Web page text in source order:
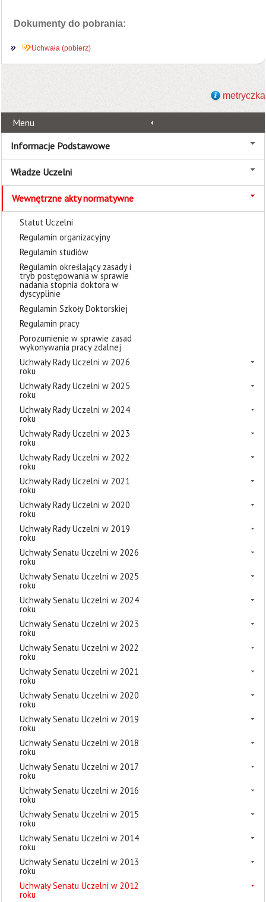
Dokumenty do pobrania:
Uchwała (pobierz)
metryczka
Menu
Informacje Podstawowe
Władze Uczelni
Wewnętrzne akty normatywne
Statut Uczelni
Regulamin organizacyjny
Regulamin studiów
Regulamin określający zasady i
tryb postępowania w sprawie
nadania stopnia doktora w
dyscyplinie
Regulamin Szkoły Doktorskiej
Regulamin pracy
Porozumienie w sprawie zasad
wykonywania pracy zdalnej
Uchwały Rady Uczelni w 2026
roku
Uchwały Rady Uczelni w 2025
roku
Uchwały Rady Uczelni w 2024
roku
Uchwały Rady Uczelni w 2023
roku
Uchwały Rady Uczelni w 2022
roku
Uchwały Rady Uczelni w 2021
roku
Uchwały Rady Uczelni w 2020
roku
Uchwały Rady Uczelni w 2019
roku
Uchwały Senatu Uczelni w 2026
roku
Uchwały Senatu Uczelni w 2025
roku
Uchwały Senatu Uczelni w 2024
roku
Uchwały Senatu Uczelni w 2023
roku
Uchwały Senatu Uczelni w 2022
roku
Uchwały Senatu Uczelni w 2021
roku
Uchwały Senatu Uczelni w 2020
roku
Uchwały Senatu Uczelni w 2019
roku
Uchwały Senatu Uczelni w 2018
roku
Uchwały Senatu Uczelni w 2017
roku
Uchwały Senatu Uczelni w 2016
roku
Uchwały Senatu Uczelni w 2015
roku
Uchwały Senatu Uczelni w 2014
roku
Uchwały Senatu Uczelni w 2013
roku
Uchwały Senatu Uczelni w 2012
roku